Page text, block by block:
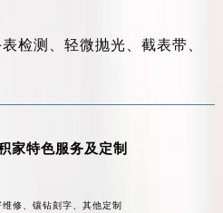
检测、 轻微抛光、 截表带、
家特色服务及定制
修、 镶钻刻字、 其他定制